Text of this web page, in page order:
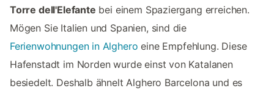
Torre dell'Elefante bei einem Spaziergang erreichen.
Mögen Sie Italien und Spanien, sind die
Ferienwohnungen in Alghero eine Empfehlung. Diese
Hafenstadt im Norden wurde einst von Katalanen
besiedelt. Deshalb ähnelt Alghero Barcelona und es